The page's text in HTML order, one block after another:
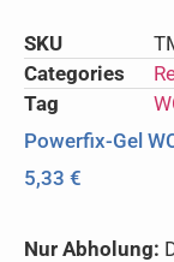
SKU
Categories
Tag
Powerfix-Gel
5,33 €
Nur Abholung: